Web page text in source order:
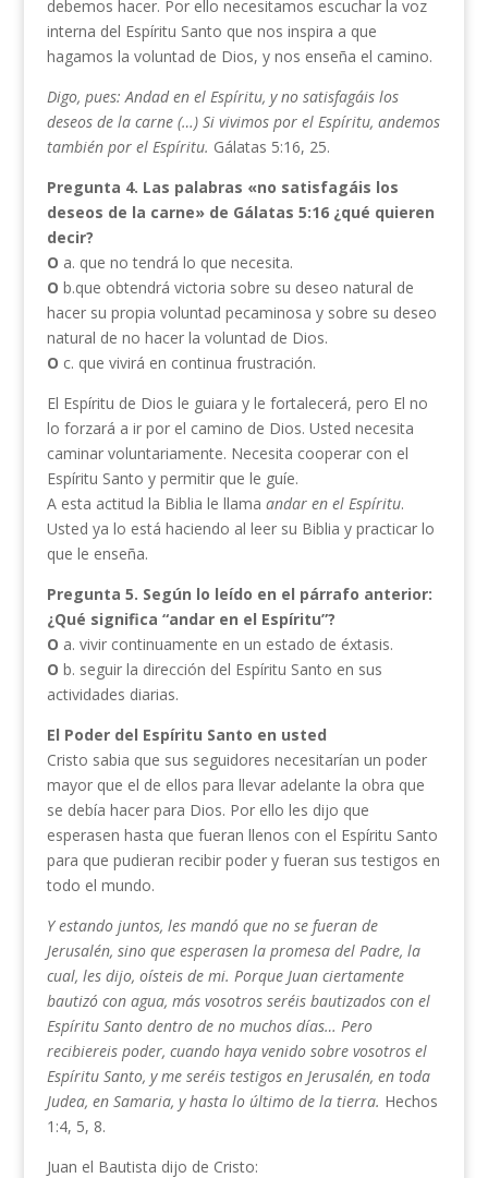
debemos hacer. Por ello necesitamos escuchar la voz
interna del Espíritu Santo que nos inspira a que
hagamos la voluntad de Dios, y nos enseña el camino.
Digo, pues: Andad en el Espíritu, y no satisfagáis los
deseos de la carne (…) Si vivimos por el Espíritu, andemos
también por el Espíritu. Gálatas 5:16, 25.
Pregunta 4. Las palabras «no satisfagáis los
deseos de la carne» de Gálatas 5:16 ¿qué quieren
decir?
O a. que no tendrá lo que necesita.
O b.que obtendrá victoria sobre su deseo natural de
hacer su propia voluntad pecaminosa y sobre su deseo
natural de no hacer la voluntad de Dios.
O c. que vivirá en continua frustración.
El Espíritu de Dios le guiara y le fortalecerá, pero El no
lo forzará a ir por el camino de Dios. Usted necesita
caminar voluntariamente. Necesita cooperar con el
Espíritu Santo y permitir que le guíe.
A esta actitud la Biblia le llama andar en el Espíritu.
Usted ya lo está haciendo al leer su Biblia y practicar lo
que le enseña.
Pregunta 5. Según lo leído en el párrafo anterior:
¿Qué significa “andar en el Espíritu”?
O a. vivir continuamente en un estado de éxtasis.
O b. seguir la dirección del Espíritu Santo en sus
actividades diarias.
El Poder del Espíritu Santo en usted
Cristo sabia que sus seguidores necesitarían un poder
mayor que el de ellos para llevar adelante la obra que
se debía hacer para Dios. Por ello les dijo que
esperasen hasta que fueran llenos con el Espíritu Santo
para que pudieran recibir poder y fueran sus testigos en
todo el mundo.
Y estando juntos, les mandó que no se fueran de
Jerusalén, sino que esperasen la promesa del Padre, la
cual, les dijo, oísteis de mi. Porque Juan ciertamente
bautizó con agua, más vosotros seréis bautizados con el
Espíritu Santo dentro de no muchos días… Pero
recibiereis poder, cuando haya venido sobre vosotros el
Espíritu Santo, y me seréis testigos en Jerusalén, en toda
Judea, en Samaria, y hasta lo último de la tierra. Hechos
1:4, 5, 8.
Juan el Bautista dijo de Cristo: